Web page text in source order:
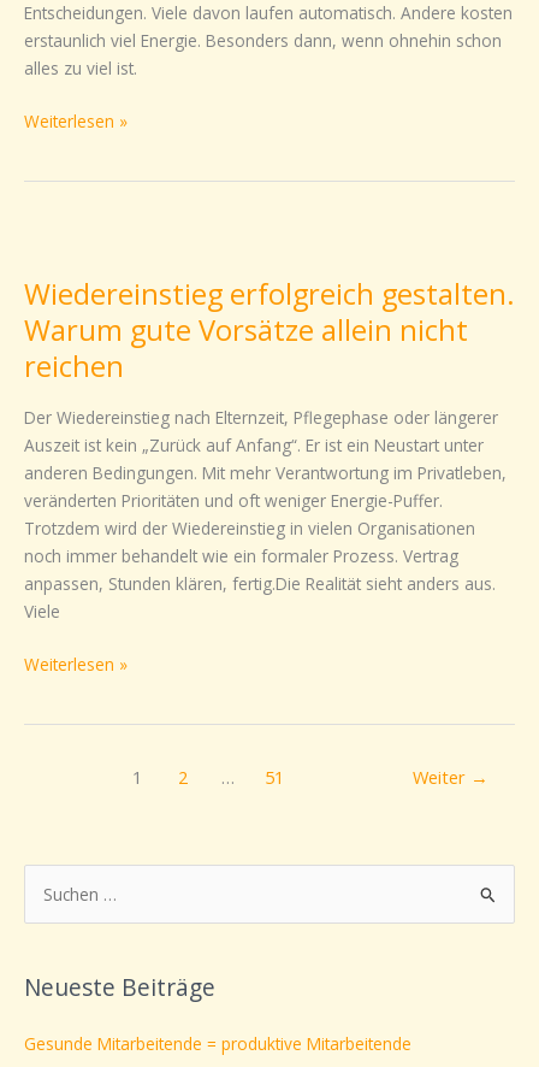
Entscheidungen. Viele davon laufen automatisch. Andere kosten
erstaunlich viel Energie. Besonders dann, wenn ohnehin schon
alles zu viel ist.
Weiterlesen »
Wiedereinstieg erfolgreich gestalten.
Warum gute Vorsätze allein nicht
reichen
Der Wiedereinstieg nach Elternzeit, Pflegephase oder längerer
Auszeit ist kein „Zurück auf Anfang“. Er ist ein Neustart unter
anderen Bedingungen. Mit mehr Verantwortung im Privatleben,
veränderten Prioritäten und oft weniger Energie-Puffer.
Trotzdem wird der Wiedereinstieg in vielen Organisationen
noch immer behandelt wie ein formaler Prozess. Vertrag
anpassen, Stunden klären, fertig.Die Realität sieht anders aus.
Viele
gestalten.
Warum
gute
Vorsätze
nicht
reichen
Weiterlesen »
1 2 … 51 Weiter →
u
h
Neueste Beiträge
Gesunde Mitarbeitende = produktive Mitarbeitende